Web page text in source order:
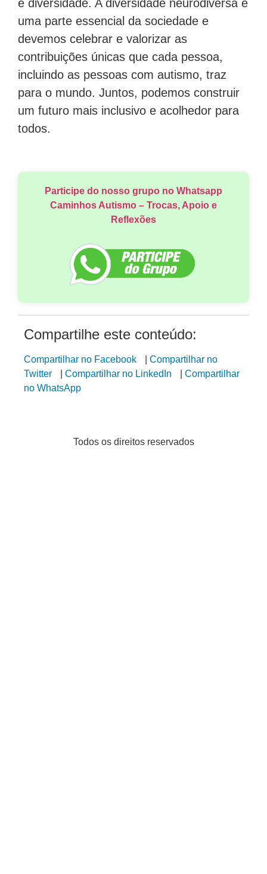
uma parte essencial da sociedade e
devemos celebrar e valorizar as
contribuições únicas que cada pessoa,
incluindo as pessoas com autismo, traz
para o mundo. Juntos, podemos construir
um futuro mais inclusivo e acolhedor para
todos.
Participe do nosso grupo no Whatsapp
Caminhos Autismo – Trocas, Apoio e
Reflexões
Compartilhe este conteúdo:
Compartilhar no Facebook | Compartilhar no
Twitter
| Compartilhar no LinkedIn | Compartilhar
no WhatsApp
Todos os direitos reservados